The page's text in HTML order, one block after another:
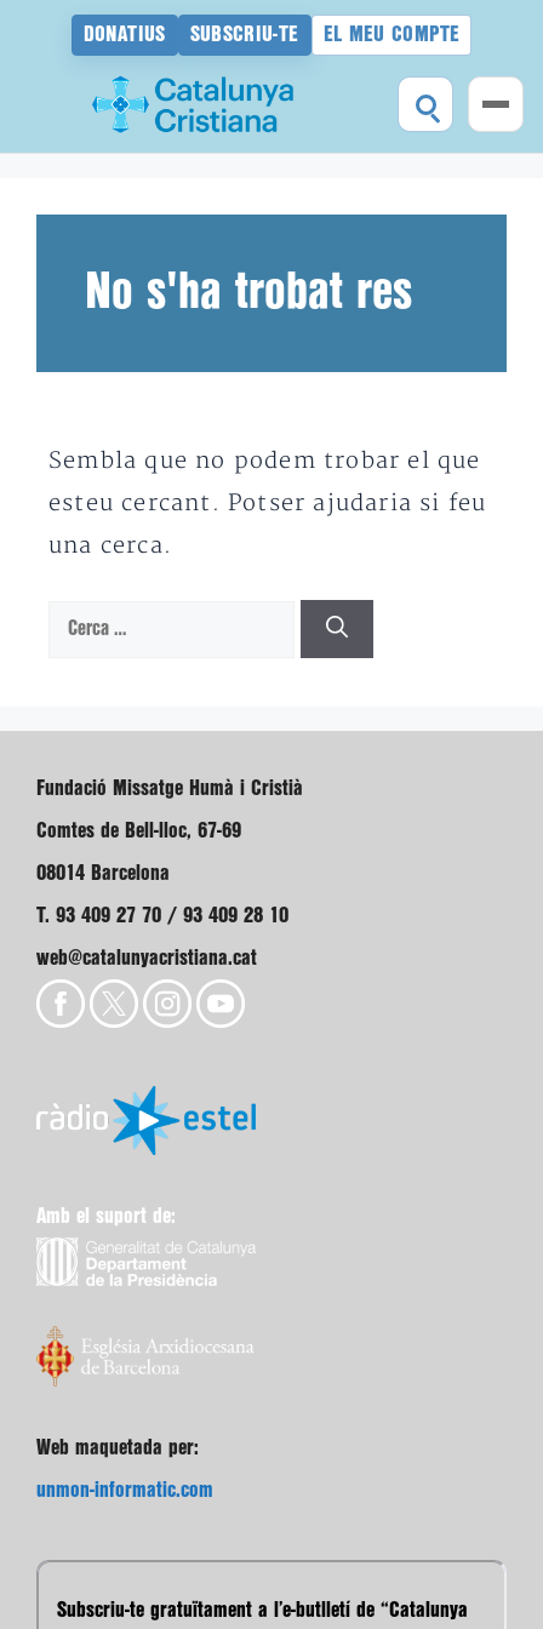
DONATIUS SUBSCRIU-TE EL MEU COMPTE
No s'ha trobat res
Sembla que no podem trobar el que
esteu cercant. Potser ajudaria si feu
una cerca.
Cerca:
Fundació Missatge Humà i Cristià
Comtes de Bell-lloc, 67-69
08014 Barcelona
T. 93 409 27 70 / 93 409 28 10
web@catalunyacristiana.cat
Amb el suport de:
Web maquetada per:
unmon-informatic.com
Subscriu-te gratuïtament a l’e-butlletí de “Catalunya